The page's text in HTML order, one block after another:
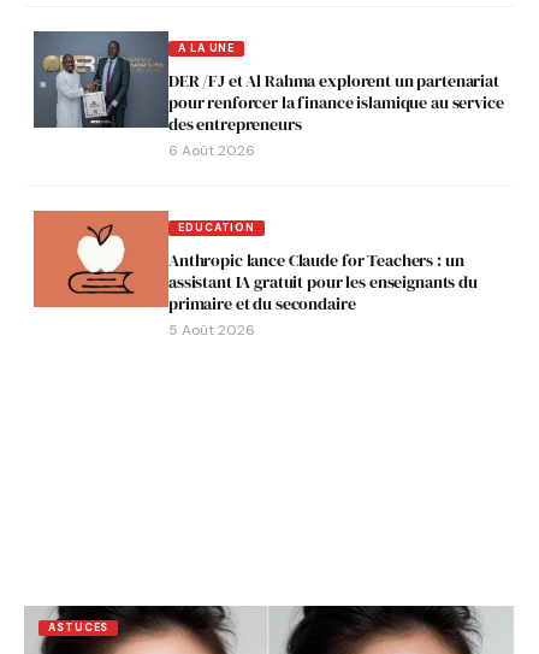
A LA UNE
DER /FJ et Al Rahma explorent un partenariat
pour renforcer la finance islamique au service
des entrepreneurs
6 Août 2026
EDUCATION
Anthropic lance Claude for Teachers : un
assistant IA gratuit pour les enseignants du
primaire et du secondaire
5 Août 2026
ASTUCES